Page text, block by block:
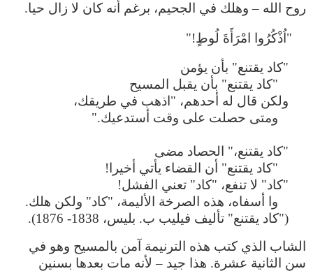
روح الله – وهلك في الجحيم، برغم أنه كان لا زال حيا.
"اُذْكُرُوا امْرَأَةَ لُوطٍ!"
"كاد يقتنع" بأن يؤمن
"كاد يقتنع" بأن يقبل المسيح
ولكن قال له أحدهم، "اذهب في طريقك،
ومتى حصلت على وقت أستدعيك."
"كاد يقتنع،" الحصاد مضى
"كاد يقتنع" أن القضاء يأتي أخيرا!
"كاد" لا تنفع، "كاد" تعني الفشل!
وا أسفاه، هذه الصرخة الأليمة، "كاد" ولكن هلك.
("كاد يقتنع" تأليف فيليب ب. بليس، 1838- 1876).
الشاب الذي كتب هذه الترنيمة آمن بالمسيح وهو في
سن الثانية عشرة. هذا جيد – لأنه مات بعدها بسنين